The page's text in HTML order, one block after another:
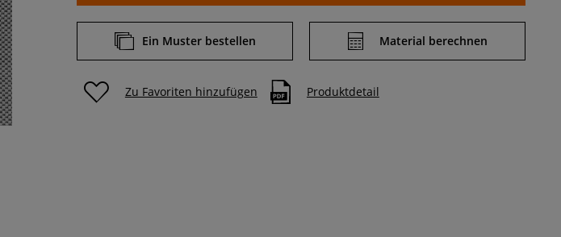
Ein Muster bestellen Material berechnen
Zu Favoriten hinzufügen Produktdetail